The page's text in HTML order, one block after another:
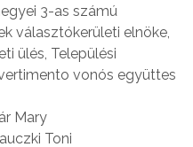
3-as számú
választókerületi elnöke,
ülés, Települési
vonós együttes
Mary
Toni